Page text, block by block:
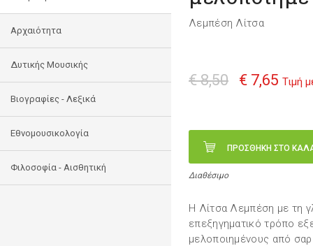
Αρχαιότητα
Δυτικής Μουσικής
Βιογραφίες - Λεξικά
Εθνομουσικολογία
Φιλοσοφία - Αισθητική
Λεμπέση Λίτσα
€ 8,50 € 7,65 Τιμή
ΠΡΟΣΘΗΚΗ ΣΤΟ
Διαθέσιμο
Η Λίτσα Λεμπέση με τη
επεξηγηματικό τρόπο
μελοποιημένους από